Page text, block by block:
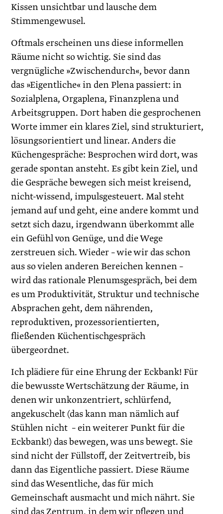
Kissen unsichtbar und lausche dem
Stimmengewusel.
Oftmals erscheinen uns diese informellen
Räume nicht so wichtig. Sie sind das
vergnügliche »Zwischendurch«, bevor dann
das »Eigentliche« in den Plena passiert: in
Sozialplena, Orgaplena, Finanzplena und
Arbeitsgruppen. Dort haben die gesprochenen
Worte immer ein klares Ziel, sind strukturiert,
lösungsorientiert und linear. Anders die
Küchengespräche: Besprochen wird dort, was
gerade spontan ansteht. Es gibt kein Ziel, und
die Gespräche bewegen sich meist kreisend,
nicht-wissend, impulsgesteuert. Mal steht
jemand auf und geht, eine andere kommt und
setzt sich dazu, irgendwann überkommt alle
ein Gefühl von Genüge, und die Wege
zerstreuen sich. Wieder – wie wir das schon
aus so vielen anderen Bereichen kennen –
wird das rationale Plenumsgespräch, bei dem
es um Produktivität, Struktur und technische
Absprachen geht, dem nährenden,
reproduktiven, prozessorientierten,
fließenden Küchentischgespräch
übergeordnet.
Ich plädiere für eine Ehrung der Eckbank! Für
die bewusste Wertschätzung der Räume, in
denen wir unkonzentriert, schlürfend,
angekuschelt (das kann man nämlich auf
Stühlen nicht – ein weiterer Punkt für die
Eckbank!) das bewegen, was uns bewegt. Sie
sind nicht der Füllstoff, der Zeitvertreib, bis
dann das Eigentliche passiert. Diese Räume
sind das Wesentliche, das für mich
Gemeinschaft ausmacht und mich nährt. Sie